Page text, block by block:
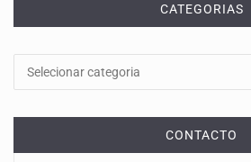
CATEGORIAS
CONTACTO